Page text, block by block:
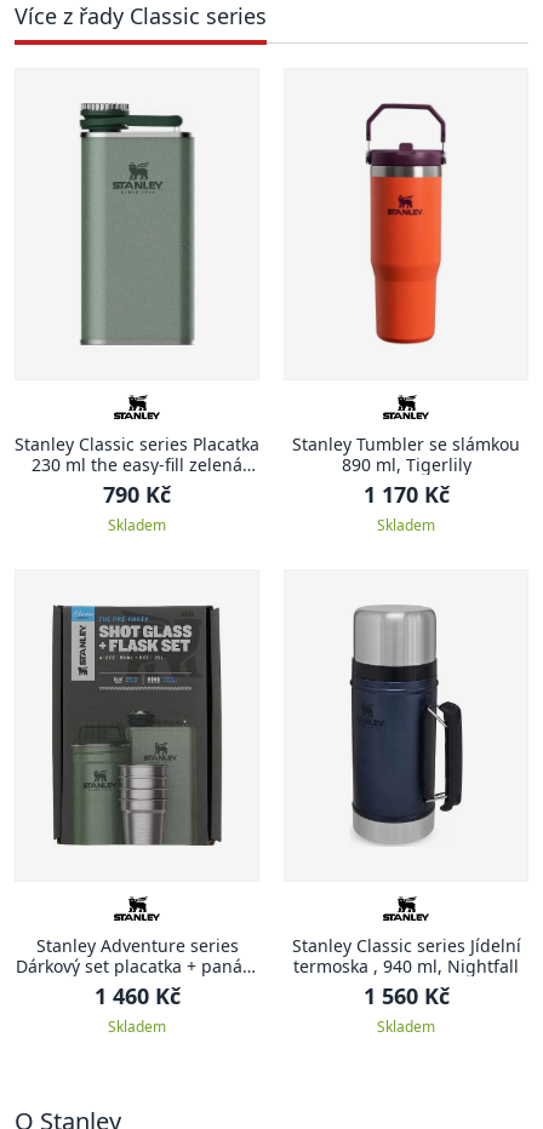
Více z řady Classic series
Stanley Classic series Placatka
230 ml the easy-fill zelená
CLASSIC
790 Kč
Skladem
Stanley Tumbler se slámkou
890 ml, Tigerlily
1 170 Kč
Skladem
Stanley Adventure series
Dárkový set placatka + panáky
zelená ADVENTURE
1 460 Kč
Skladem
Stanley Classic series Jídelní
termoska , 940 ml, Nightfall
1 560 Kč
Skladem
O Stanley